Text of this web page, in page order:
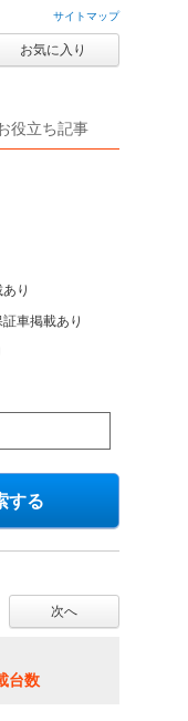
サイトマップ
お気に入り
役立ち記事
り
車掲載あり
する
次へ
台数